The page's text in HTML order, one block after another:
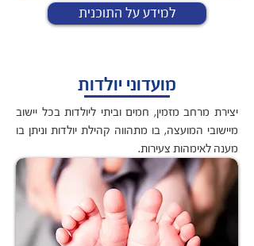
למידע על התוכנית
מועדוני יולדות
יצירת מרחב מזמין, חמים וביתי ליולדות בכל יישוב
מיישובי המועצה, בו מתהווה קהילת יולדות וניתן בו
מענה לאימהות צעירות.